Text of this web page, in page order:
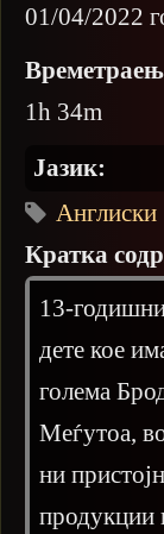
01/04/2022
1h 34m
Јазик:
Англиски
Кратка
13-
дете кое
голема
Меѓутоа,
ни
продукции